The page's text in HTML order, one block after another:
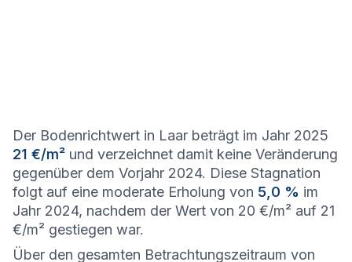
Der Bodenrichtwert in Laar beträgt im Jahr 2025
21 €/m² und verzeichnet damit keine Veränderung
gegenüber dem Vorjahr 2024. Diese Stagnation
folgt auf eine moderate Erholung von 5,0 % im
Jahr 2024, nachdem der Wert von 20 €/m² auf 21
€/m² gestiegen war.
Über den gesamten Betrachtungszeitraum von